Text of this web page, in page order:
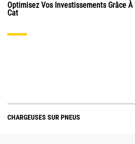
Optimisez Vos Investissements Grâce
Cat
CHARGEUSES SUR PNEUS